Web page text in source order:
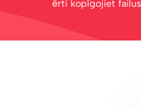
ērti kopīgojiet